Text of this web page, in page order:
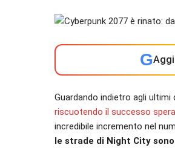
G
Guardando indietro agli ultimi
riscuotendo il successo
incredibile incremento nel
le strade di Night City